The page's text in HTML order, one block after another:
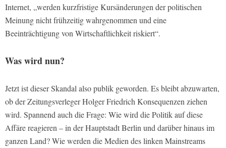
Internet, „werden kurzfristige Kursänderungen der politischen
Meinung nicht frühzeitig wahrgenommen und eine
Beeinträchtigung von Wirtschaftlichkeit riskiert“.
Was wird nun?
Jetzt ist dieser Skandal also publik geworden. Es bleibt abzuwarten,
ob der Zeitungsverleger Holger Friedrich Konsequenzen ziehen
wird. Spannend auch die Frage: Wie wird die Politik auf diese
Affäre reagieren – in der Hauptstadt Berlin und darüber hinaus im
ganzen Land? Wie werden die Medien des linken Mainstreams